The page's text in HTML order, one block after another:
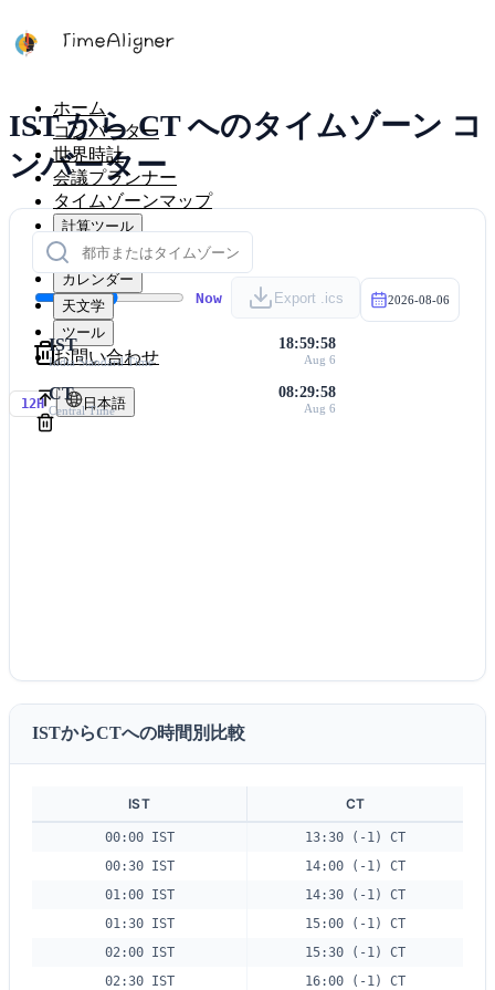
ホーム
コンバーター
世界時計
会議プランナー
タイムゾーンマップ
計算ツール
タイマー
カレンダー
天文学
ツール
お問い合わせ
12H 日本語
IST から CT へのタイムゾーン コ
ンバーター
Now Export .ics 2026-08-06
IST
India Standard Time
18:59:58
Aug 6
CT
Central Time
08:29:58
Aug 6
ISTからCTへの時間別比較
IST CT
00:00 IST
13:30 (-1) CT
00:30 IST
14:00 (-1) CT
01:00 IST
14:30 (-1) CT
01:30 IST
15:00 (-1) CT
02:00 IST
15:30 (-1) CT
02:30 IST
16:00 (-1) CT